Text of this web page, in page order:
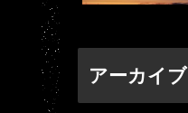
アーカイブ